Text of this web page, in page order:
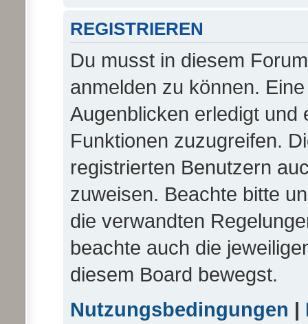
REGISTRIEREN
Du musst in diesem
anmelden zu können.
Augenblicken erledigt und
Funktionen zuzugreifen.
registrierten Benutzern
zuweisen. Beachte bitte
die verwandten
beachte auch die
diesem Board bewegst.
Nutzungsbedingungen |